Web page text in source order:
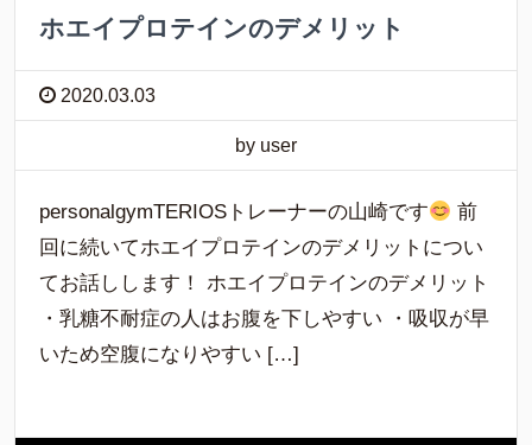
ホエイプロテインのデメリット
2020.03.03
by user
personalgymTERIOSトレーナーの山崎です
前
回に続いてホエイプロテインのデメリットについ
てお話しします！ ホエイプロテインのデメリット
・乳糖不耐症の人はお腹を下しやすい ・吸収が早
いため空腹になりやすい […]